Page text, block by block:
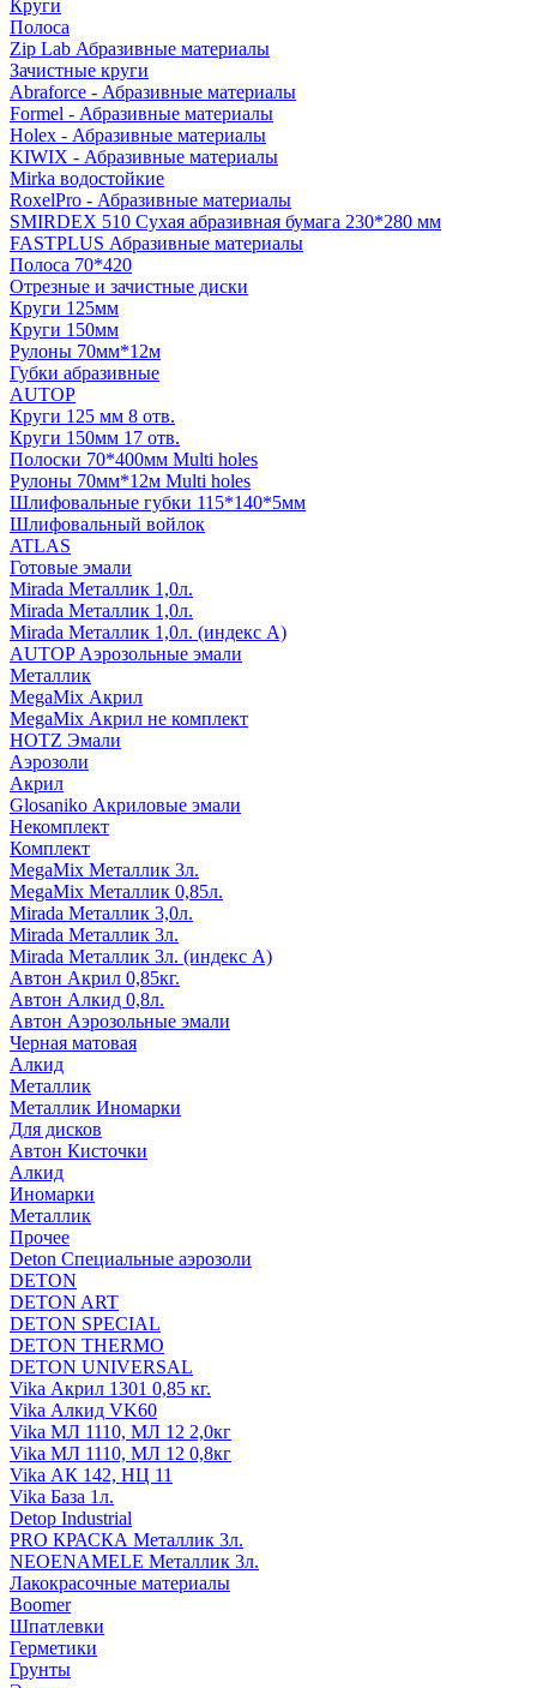
Круги
Полоса
Zip Lab Абразивные материалы
Зачистные круги
Abraforce - Абразивные материалы
Formel - Абразивные материалы
Holex - Абразивные материалы
KIWIX - Абразивные материалы
Mirka водостойкие
RoxelPro - Абразивные материалы
SMIRDEX 510 Сухая абразивная бумага 230*280 мм
FASTPLUS Абразивные материалы
Полоса 70*420
Отрезные и зачистные диски
Круги 125мм
Круги 150мм
Рулоны 70мм*12м
Губки абразивные
AUTOP
Круги 125 мм 8 отв.
Круги 150мм 17 отв.
Полоски 70*400мм Multi holes
Рулоны 70мм*12м Multi holes
Шлифовальные губки 115*140*5мм
Шлифовальный войлок
ATLAS
Готовые эмали
Mirada Металлик 1,0л.
Mirada Металлик 1,0л.
Mirada Металлик 1,0л. (индекс А)
AUTOP Аэрозольные эмали
Металлик
MegaMix Акрил
MegaMix Акрил не комплект
HOTZ Эмали
Аэрозоли
Акрил
Glosaniko Акриловые эмали
Некомплект
Комплект
MegaMix Металлик 3л.
MegaMix Металлик 0,85л.
Mirada Металлик 3,0л.
Mirada Металлик 3л.
Mirada Металлик 3л. (индекс А)
Автон Акрил 0,85кг.
Автон Алкид 0,8л.
Автон Аэрозольные эмали
Черная матовая
Алкид
Металлик
Металлик Иномарки
Для дисков
Автон Кисточки
Алкид
Иномарки
Металлик
Прочее
Deton Специальные аэрозоли
DETON
DETON ART
DETON SPECIAL
DETON THERMO
DETON UNIVERSAL
Vika Акрил 1301 0,85 кг.
Vika Алкид VK60
Vika МЛ 1110, МЛ 12 2,0кг
Vika МЛ 1110, МЛ 12 0,8кг
Vika АК 142, НЦ 11
Vika База 1л.
Detop Industrial
PRO КРАСКА Металлик 3л.
NEOENAMELE Металлик 3л.
Лакокрасочные материалы
Boomer
Шпатлевки
Герметики
Грунты